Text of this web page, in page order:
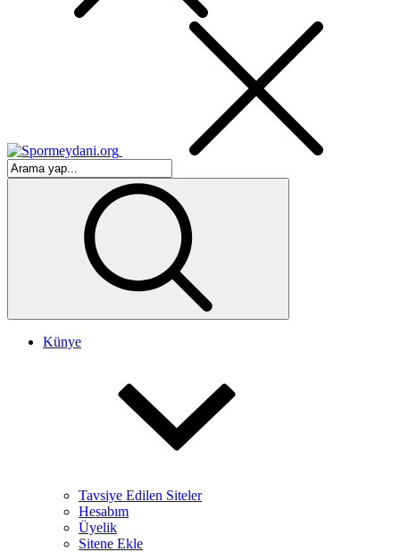
Künye
Tavsiye Edilen Siteler
Hesabım
Üyelik
Sitene Ekle